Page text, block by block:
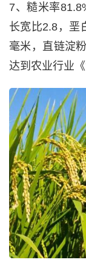
7、糙米率
长宽比2.8，垩
毫米，直链淀
达到农业行业